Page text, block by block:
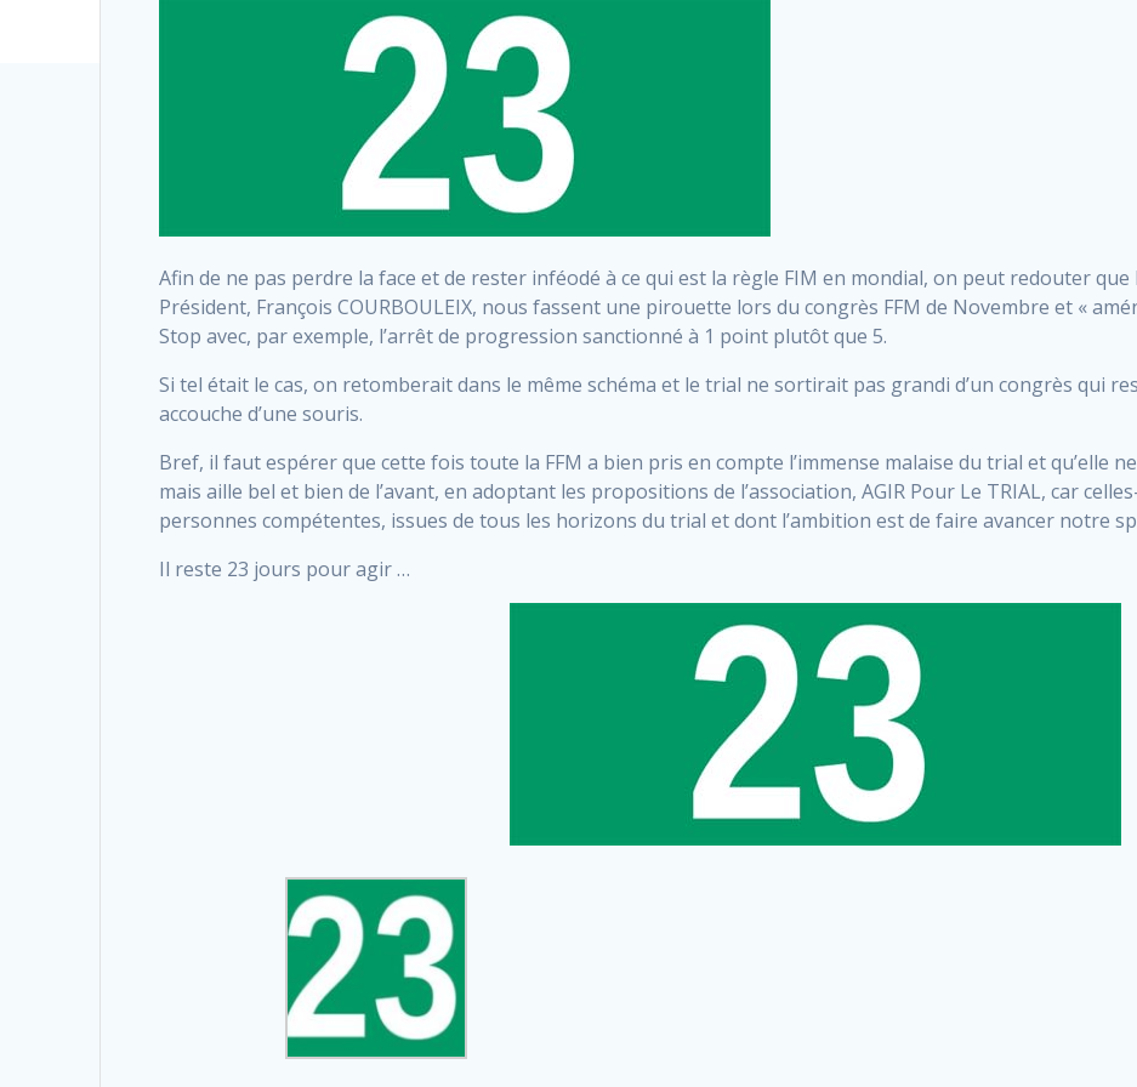
Afin de ne pas perdre la face et de rester inféodé à ce qui est la règle FIM en mondial, on peut redouter que
Président, François COURBOULEIX, nous fassent une pirouette lors du congrès FFM de Novembre et «
Stop avec, par exemple, l’arrêt de progression sanctionné à 1 point plutôt que 5.
Si tel était le cas, on retomberait dans le même schéma et le trial ne sortirait pas grandi d’un congrès qui
accouche d’une souris.
Bref, il faut espérer que cette fois toute la FFM a bien pris en compte l’immense malaise du trial et qu’elle
mais aille bel et bien de l’avant, en adoptant les propositions de l’association, AGIR Pour Le TRIAL, car
personnes compétentes, issues de tous les horizons du trial et dont l’ambition est de faire avancer notre
Il reste 23 jours pour agir …